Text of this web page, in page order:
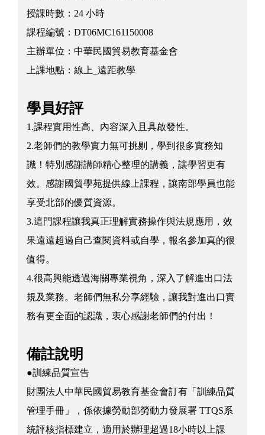
授課時數： 24 小時
課程編號： DT06MC161150008
主辦單位： 中華民國貿易教育基金會
上課地點： 線上_遠距教學
學員好評
1.課程實用性高、內容深入且具啟發性。
2.老師們的教學實力無可挑剔，學到很多實務知
識！特別感謝講師精心整理的講義，讓學習更有
效。感謝國貿學苑提供線上課程，讓南部學員也能
享受北部的優質資源。
3.這門課程讓我真正理解實務操作與法規應用，效
果遠遠超過自己查閱資料或自學，報名參加真的很
值得。
4.很高興能透過海關專業視角，深入了解進出口法
規及業務。老師們無私分享經驗，讓我對進出口實
務有更全面的認識，衷心感謝老師們的付出！
備註說明
●訓練品質宣告
財團法人中華民國貿易教育基金會訂有「訓練品質
管理手冊」，係依據勞動部勞動力發展署 TTQS系
統評核指標建立，適用於辦理超過18小時以上課